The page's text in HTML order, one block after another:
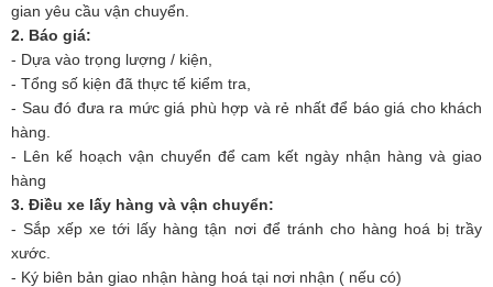
gian yêu cầu vận chuyển.
2. Báo giá:
- Dựa vào trọng lượng / kiện,
- Tổng số kiện đã thực tế kiểm tra,
- Sau đó đưa ra mức giá phù hợp và rẻ nhất để báo giá cho khách
hàng.
- Lên kế hoạch vận chuyển để cam kết ngày nhận hàng và giao
hàng
3. Điều xe lấy hàng và vận chuyển:
- Sắp xếp xe tới lấy hàng tận nơi để tránh cho hàng hoá bị trầy
xước.
- Ký biên bản giao nhận hàng hoá tại nơi nhận ( nếu có)